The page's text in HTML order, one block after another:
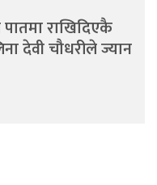
राखिदिएकै
देवी चौधरीले ज्यान